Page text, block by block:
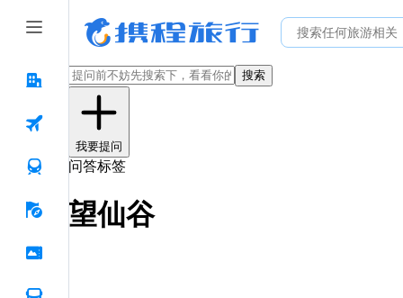
搜索
我要提问
问答标签
望仙谷